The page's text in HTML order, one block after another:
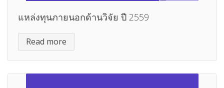
แหล่งทุนภายนอกด้านวิจัย ปี 2559
Read more